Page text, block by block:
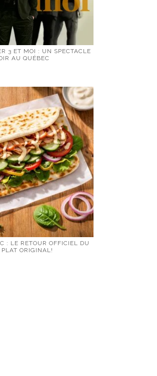
3 ET MOI : UN SPECTACLE
AU QUÉBEC
: LE RETOUR OFFICIEL DU
PLAT ORIGINAL!